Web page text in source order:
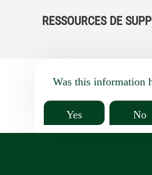
RESSOURCES DE
Was this information
Yes No